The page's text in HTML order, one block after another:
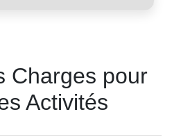
Charges pour
Activités